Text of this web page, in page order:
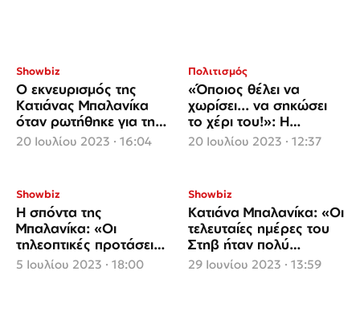
Showbiz
Ο εκνευρισμός της
Κατιάνας Μπαλανίκα
όταν ρωτήθηκε για την
επαναπροβολή του
20 Ιουλίου 2023 · 16:04
Πολιτισμός
«Όποιος θέλει να
χωρίσει... να σηκώσει
το χέρι του!»: Η
καλοκαιρινή περιοδεία
20 Ιουλίου 2023 · 12:37
Showbiz
Η σπόντα της
Μπαλανίκα: «Οι
τηλεοπτικές προτάσεις
δεν ευοδώθηκαν και
5 Ιουλίου 2023 · 18:00
Showbiz
Κατιάνα Μπαλανίκα: «Οι
τελευταίες ημέρες του
Στηβ ήταν πολύ
δύσκολες, ήταν
29 Ιουνίου 2023 · 13:59